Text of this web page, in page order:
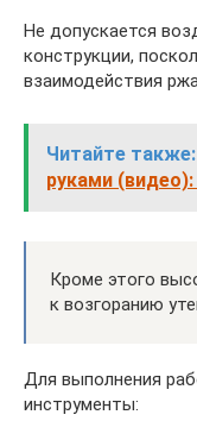
Не допускается
конструкции,
взаимодействия
Читайте также:
руками
Кроме этого
к возгоранию
Для выполнения
инструменты: